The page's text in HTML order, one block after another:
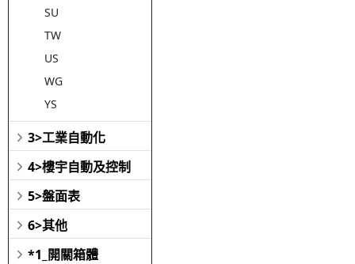
SU
TW
US
WG
YS
3>工業自動化
4>樓宇自動及控制
5>盤面表
6>其他
*1_開關箱體